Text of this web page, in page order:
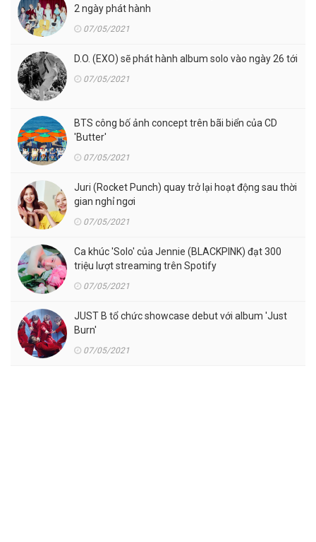
2 ngày phát hành
07/05/2021
D.O. (EXO) sẽ phát hành album solo vào ngày 26 tới
07/05/2021
BTS công bố ảnh concept trên bãi biển của CD
'Butter'
07/05/2021
Juri (Rocket Punch) quay trở lại hoạt động sau thời
gian nghỉ ngơi
07/05/2021
Ca khúc 'Solo' của Jennie (BLACKPINK) đạt 300
triệu lượt streaming trên Spotify
07/05/2021
JUST B tổ chức showcase debut với album 'Just
Burn'
07/05/2021